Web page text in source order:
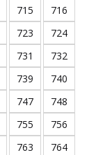
715
716
723
724
731
732
739
740
747
748
755
756
763
764